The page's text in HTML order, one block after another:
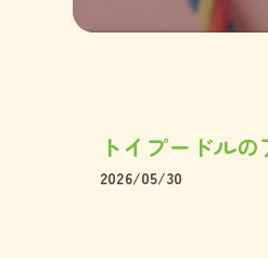
トイプードル
2026/05/30